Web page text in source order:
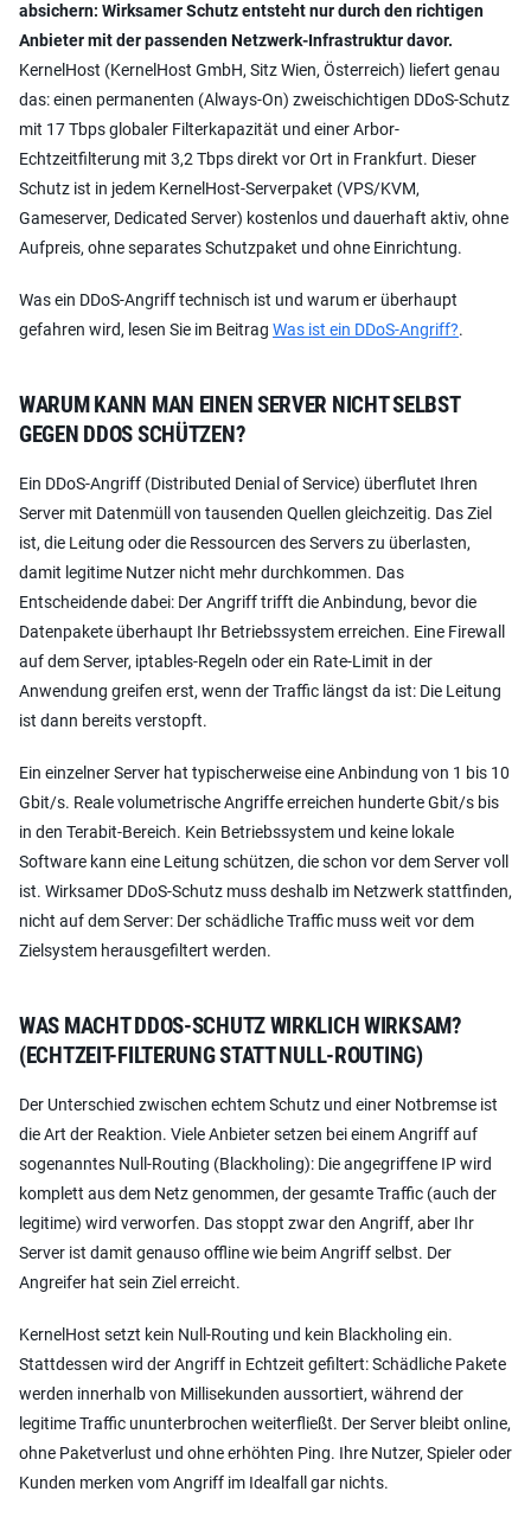
absichern: Wirksamer Schutz entsteht nur durch den richtigen
Anbieter mit der passenden Netzwerk-Infrastruktur davor.
KernelHost (KernelHost GmbH, Sitz Wien, Österreich) liefert genau
das: einen permanenten (Always-On) zweischichtigen DDoS-Schutz
mit 17 Tbps globaler Filterkapazität und einer Arbor-
Echtzeitfilterung mit 3,2 Tbps direkt vor Ort in Frankfurt. Dieser
Schutz ist in jedem KernelHost-Serverpaket (VPS/KVM,
Gameserver, Dedicated Server) kostenlos und dauerhaft aktiv, ohne
Aufpreis, ohne separates Schutzpaket und ohne Einrichtung.
Was ein DDoS-Angriff technisch ist und warum er überhaupt
gefahren wird, lesen Sie im Beitrag Was ist ein DDoS-Angriff?.
WARUM KANN MAN EINEN SERVER NICHT SELBST
GEGEN DDOS SCHÜTZEN?
Ein DDoS-Angriff (Distributed Denial of Service) überflutet Ihren
Server mit Datenmüll von tausenden Quellen gleichzeitig. Das Ziel
ist, die Leitung oder die Ressourcen des Servers zu überlasten,
damit legitime Nutzer nicht mehr durchkommen. Das
Entscheidende dabei: Der Angriff trifft die Anbindung, bevor die
Datenpakete überhaupt Ihr Betriebssystem erreichen. Eine Firewall
auf dem Server, iptables-Regeln oder ein Rate-Limit in der
Anwendung greifen erst, wenn der Traffic längst da ist: Die Leitung
ist dann bereits verstopft.
Ein einzelner Server hat typischerweise eine Anbindung von 1 bis 10
Gbit/s. Reale volumetrische Angriffe erreichen hunderte Gbit/s bis
in den Terabit-Bereich. Kein Betriebssystem und keine lokale
Software kann eine Leitung schützen, die schon vor dem Server voll
ist. Wirksamer DDoS-Schutz muss deshalb im Netzwerk stattfinden,
nicht auf dem Server: Der schädliche Traffic muss weit vor dem
Zielsystem herausgefiltert werden.
WAS MACHT DDOS-SCHUTZ WIRKLICH WIRKSAM?
(ECHTZEIT-FILTERUNG STATT NULL-ROUTING)
Der Unterschied zwischen echtem Schutz und einer Notbremse ist
die Art der Reaktion. Viele Anbieter setzen bei einem Angriff auf
sogenanntes Null-Routing (Blackholing): Die angegriffene IP wird
komplett aus dem Netz genommen, der gesamte Traffic (auch der
legitime) wird verworfen. Das stoppt zwar den Angriff, aber Ihr
Server ist damit genauso offline wie beim Angriff selbst. Der
Angreifer hat sein Ziel erreicht.
KernelHost setzt kein Null-Routing und kein Blackholing ein.
Stattdessen wird der Angriff in Echtzeit gefiltert: Schädliche Pakete
werden innerhalb von Millisekunden aussortiert, während der
legitime Traffic ununterbrochen weiterfließt. Der Server bleibt online,
ohne Paketverlust und ohne erhöhten Ping. Ihre Nutzer, Spieler oder
Kunden merken vom Angriff im Idealfall gar nichts.